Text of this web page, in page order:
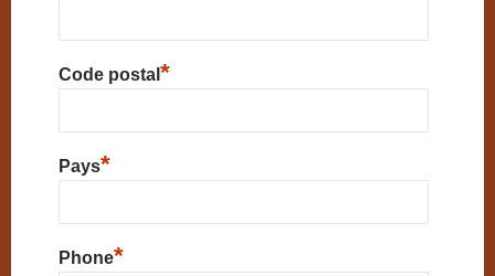
Code postal *
Pays*
Phone*